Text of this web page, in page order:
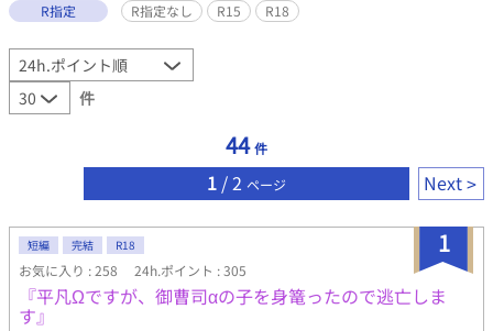
R指定
R指定なし R15 R18
件
44 件
1 / 2 ページ Next
1
短編 完結 R18
お気に入り : 258 24h.ポイント : 305
『平凡Ωですが、御曹司αの子を身篭ったので逃亡しま
す』